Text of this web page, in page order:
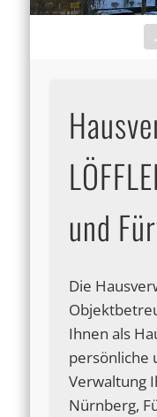
und
Die
Ihnen als
persönliche
Verwaltung
Nürnberg,